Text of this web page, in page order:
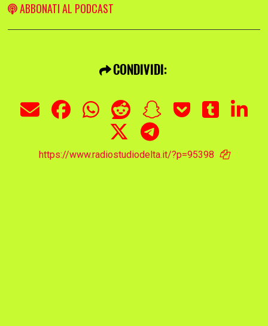
ABBONATI AL PODCAST
CONDIVIDI:
https://www.radiostudiodelta.it/?p=95398